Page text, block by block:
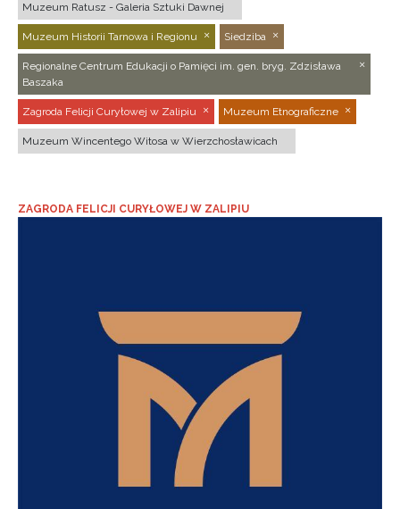
Muzeum Ratusz - Galeria Sztuki Dawnej
Muzeum Historii Tarnowa i Regionu Siedziba
Regionalne Centrum Edukacji o Pamięci im. gen. bryg. Zdzisława
Baszaka
Zagroda Felicji Curyłowej w Zalipiu Muzeum Etnograficzne
Muzeum Wincentego Witosa w Wierzchosławicach
ZAGRODA FELICJI CURYŁOWEJ W ZALIPIU